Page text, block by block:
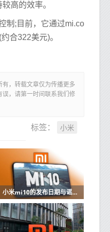
高的效率。
制;目前，它通过mi.co
合322美元)。
，转载文章仅为传播更多
，请第一时间联系我们修
标签： 小米
小米mi10的发布日期与谣言和规格